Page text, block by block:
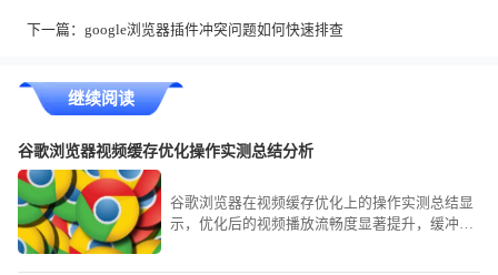
下一篇： google浏览器插件冲突问题如何快速排查
继续阅读
谷歌浏览器视频缓存优化操作实测总结分析
谷歌浏览器在视频缓存优化上的操作实测总结显
示，优化后的视频播放流畅度显著提升，缓冲时